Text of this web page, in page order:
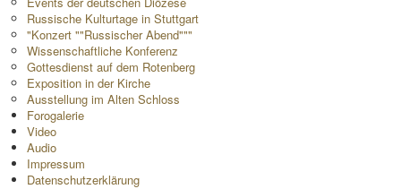
Russische Kulturtage in Stuttgart
"Konzert ""Russischer Abend"""
Wissenschaftliche Konferenz
Gottesdienst auf dem Rotenberg
Exposition in der Kirche
Ausstellung im Alten Schloss
Forogalerie
Video
Audio
Impressum
Datenschutzerklärung